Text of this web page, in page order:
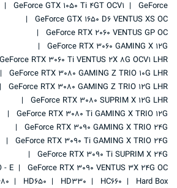
GeForce
GeForce GTX 1050 Ti 4GT OCV1
GeForce GTX 1650 D6 VENTUS XS OC
GeForce RTX 2060 VENTUS GP OC
GeForce RTX 3060 GAMING X 12G
GeForce RTX 3060 Ti VENTUS 2X 8G OCV1 LHR
GeForce RTX 3080 GAMING Z TRIO 10G LHR
GeForce RTX 3080 GAMING Z TRIO 12G LHR
GeForce RTX 3080 SUPRIM X 12G LHR
GeForce RTX 3080 Ti GAMING X TRIO 12G
GeForce RTX 3090 GAMING X TRIO 24G
GeForce RTX 3090 Ti GAMING X TRIO 24G
GeForce RTX 3090 Ti SUPRIM X 24G
GeForce RTX 3090 VENTUS 3X 24G OC
- E
Hard Box
HC660
HD330
HD650